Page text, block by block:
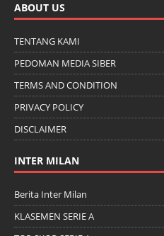
ABOUT US
TENTANG KAMI
PEDOMAN MEDIA SIBER
TERMS AND CONDITION
PRIVACY POLICY
DISCLAIMER
INTER MILAN
Berita Inter Milan
KLASEMEN SERIE A